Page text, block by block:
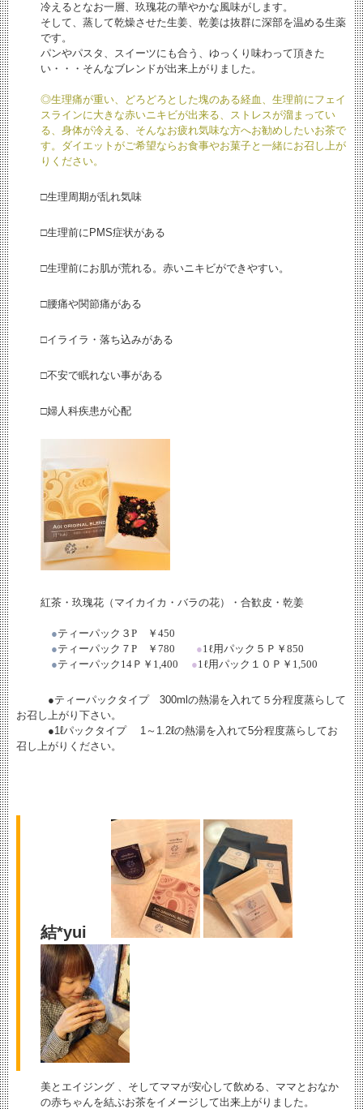
冷えるとなお一層、玖瑰花の華やかな風味がします。
そして、蒸して乾燥させた生姜、乾姜は抜群に深部を温める生薬
です。
パンやパスタ、スイーツにも合う、ゆっくり味わって頂きた
い・・・そんなブレンドが出来上がりました。
◎生理痛が重い、どろどろとした塊のある経血、生理前にフェイ
スラインに大きな赤いニキビが出来る、ストレスが溜まってい
る、身体が冷える、そんなお疲れ気味な方へお勧めしたいお茶で
す。ダイエットがご希望ならお食事やお菓子と一緒にお召し上が
りください。
□生理周期が乱れ気味
□生理前にPMS症状がある
□生理前にお肌が荒れる。赤いニキビができやすい。
□腰痛や関節痛がある
□イライラ・落ち込みがある
□不安で眠れない事がある
□婦人科疾患が心配
紅茶・玖瑰花（マイカイカ・バラの花）・合歓皮・乾姜
●ティーパック３ P ￥ 450
●ティーパック７ P ￥ 780 ●1ℓ用パック５Ｐ￥ 850
●ティーパック 14 Ｐ￥ 1,400 ●1ℓ用パック１０Ｐ￥ 1,500
●ティーパックタイプ 300mlの熱湯を入れて５分程度蒸らして
お召し上がり下さい。
●1ℓパックタイプ 1～1.2ℓの熱湯を入れて5分程度蒸らしてお
召し上がりください。
結*yui
美とエイジング 、そしてママが安心して飲める、ママとおなか
の赤ちゃんを結ぶお茶をイメージして出来上がりました。